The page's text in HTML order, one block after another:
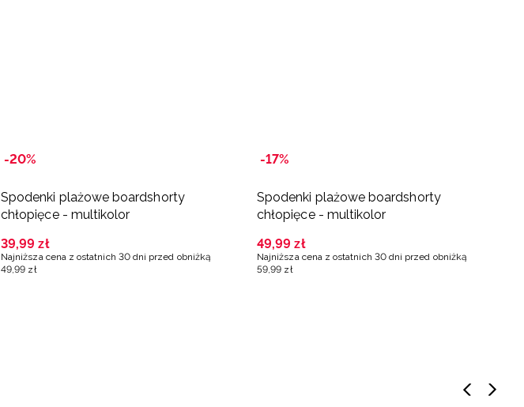
-20%
Spodenki plażowe boardshorty
chłopięce - multikolor
39,99 zł
Najniższa cena z ostatnich 30 dni przed obniżką
49,99 zł
-17%
Spodenki plażowe boardshorty
chłopięce - multikolor
49,99 zł
Najniższa cena z ostatnich 30 dni przed obniżką
59,99 zł